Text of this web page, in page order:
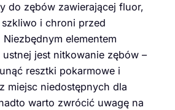
do zębów zawierającej fluor,
i chroni przed
elementem
jest nitkowanie zębów –
resztki pokarmowe i
miejsc niedostępnych dla
warto zwrócić uwagę na